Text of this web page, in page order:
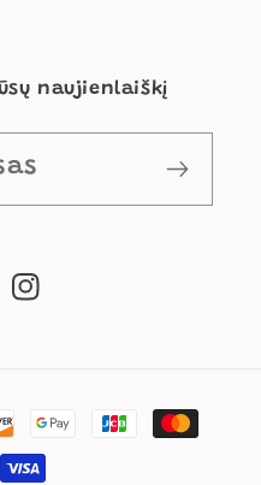
naujienlaiškį
„Instagram“